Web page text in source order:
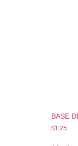
BASE
$1.25